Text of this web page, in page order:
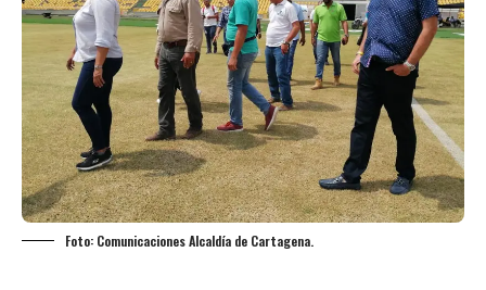
Foto: Comunicaciones Alcaldía de Cartagena.